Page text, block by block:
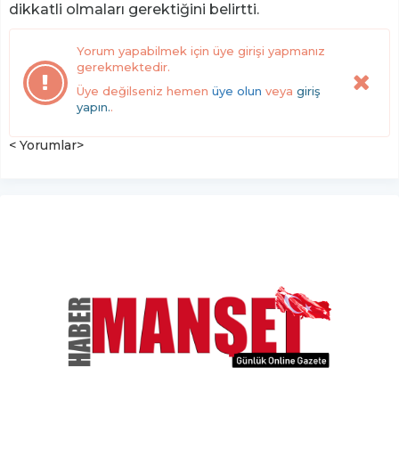
dikkatli olmaları gerektiğini belirtti.
Yorum yapabilmek için üye girişi yapmanız
gerekmektedir.
Üye değilseniz hemen üye olun veya giriş
yapın..
< Yorumlar>